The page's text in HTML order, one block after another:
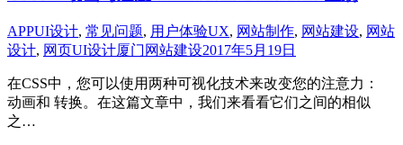
APPUI设计, 常见问题, 用户体验UX, 网站制作, 网站建设, 网站
设计, 网页UI设计厦门网站建设2017年5月19日
在CSS中，您可以使用两种可视化技术来改变您的注意力：
动画和 转换。在这篇文章中，我们来看看它们之间的相似
之…